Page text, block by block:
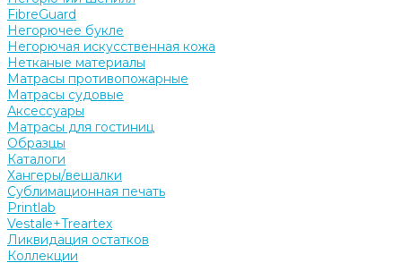
FibreGuard
Негорючее букле
Негорючая искусственная кожа
Нетканые материалы
Матрасы противопожарные
Матрасы судовые
Аксессуары
Матрасы для гостиниц
Образцы
Каталоги
Хангеры/вешалки
Сублимационная печать
Printlab
Vestale+Treartex
Ликвидация остатков
Коллекции